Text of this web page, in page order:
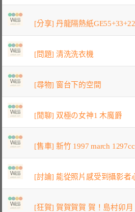
[分享] 丹龍隔熱紙GE55+33+22
[問題] 清洗洗衣機
[尋物] 窗台下的空間
[閒聊] 双極の女神1 木魔爵
[售車] 新竹 1997 march
[討論] 能從照片感受到攝影者
[狂賀] 賀賀賀賀 賀！島村卯月